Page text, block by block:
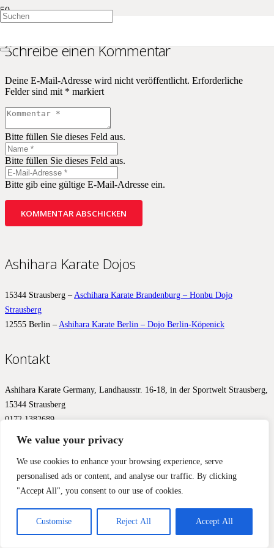
We value your privacy
We use cookies to enhance your browsing experience, serve
personalised ads or content, and analyse our traffic. By clicking
"Accept All", you consent to our use of cookies.
Customise Reject All Accept All
Schreibe einen Kommentar
Deine E-Mail-Adresse wird nicht veröffentlicht. Erforderliche
Felder sind mit * markiert
Bitte füllen Sie dieses Feld aus.
Bitte füllen Sie dieses Feld aus.
Bitte gib eine gültige E-Mail-Adresse ein.
KOMMENTAR ABSCHICKEN
Ashihara Karate Dojos
15344 Strausberg – Aschihara Karate Brandenburg – Honbu Dojo
Strausberg
12555 Berlin – Ashihara Karate Berlin – Dojo Berlin-Köpenick
Kontakt
Ashihara Karate Germany, Landhausstr. 16-18, in der Sportwelt Strausberg,
15344 Strausberg
0172 1382689
© 2017 – 2026 Ashihara.de – Impressum & Datenschutz
Diese Website benutzt Cookies, Google Analytics und Facebook
Pixels, um Ihnen ein optimales Ergebnis zu liefern. Wir aktivieren
diese Werkzeuge erst mit Ihrer Zustimmung. Einverstanden
Nein, nicht einverstanden
Mehr Informationen